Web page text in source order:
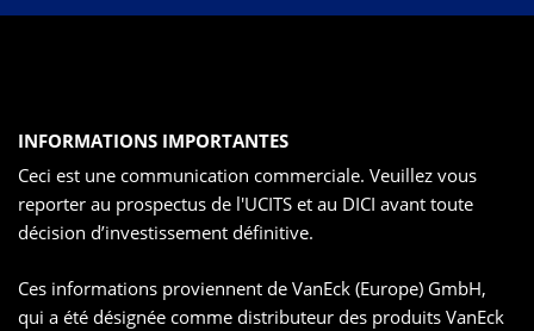
INFORMATIONS IMPORTANTES
Ceci est une communication commerciale. Veuillez vous
reporter au prospectus de l'UCITS et au DICI avant toute
décision d’investissement définitive.
Ces informations proviennent de VanEck (Europe) GmbH,
qui a été désignée comme distributeur des produits VanEck